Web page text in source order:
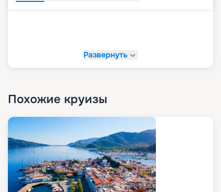
Развернуть
Похожие круизы